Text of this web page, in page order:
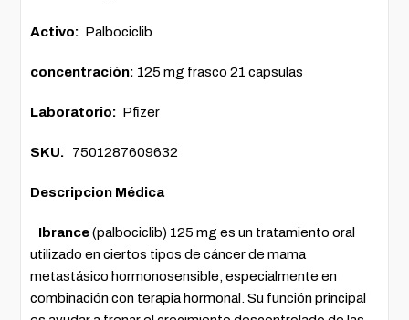
Activo: Palbociclib
concentración: 125 mg frasco 21 capsulas
Laboratorio: Pfizer
SKU. 7501287609632
Descripcion Médica
Ibrance(palbociclib) 125 mg es un tratamiento oral
utilizado en ciertos tipos de cáncer de mama
metastásico hormonosensible, especialmente en
combinación con terapia hormonal. Su función principal